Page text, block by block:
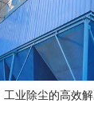
业除尘的高效